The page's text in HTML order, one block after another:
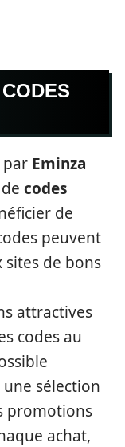
par Eminza
codes
de
peuvent
de bons
attractives
codes au
une sélection
promotions
achat,